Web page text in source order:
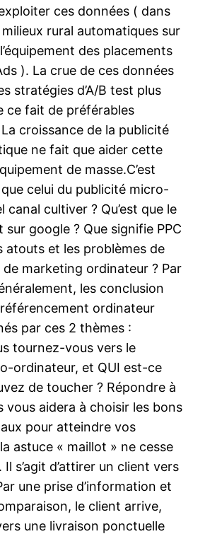
ces données ( dans
rural automatiques sur
des placements
). La crue de ces données
stratégies d’A/B test plus
ce fait de préférables
croissance de la publicité
ne fait que aider cette
de masse.C’est
celui du publicité micro-
canal cultiver ? Qu’est que le
google ? Que signifie PPC
atouts et les problèmes de
marketing ordinateur ? Par
les conclusion
référencement ordinateur
par ces 2 thèmes :
tournez-vous vers le
ordinateur, et QUI est-ce
de toucher ? Répondre à
vous aidera à choisir les bons
pour atteindre vos
astuce « maillot » ne cesse
s’agit d’attirer un client vers
une prise d’information et
le client arrive,
une livraison ponctuelle